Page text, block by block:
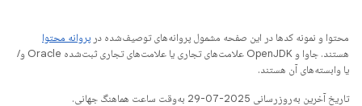
محتوا و نمونه کدها در این صفحه مشمول پروانه‌های توصیف‌شده در پروانه محتوا
هستند. جاوا و OpenJDK علامت‌های تجاری یا علامت‌های تجاری ثبت‌شده Oracle و/
یا وابسته‌های آن هستند.
تاریخ آخرین به‌روزرسانی 2025-07-29 به‌وقت ساعت هماهنگ جهانی.